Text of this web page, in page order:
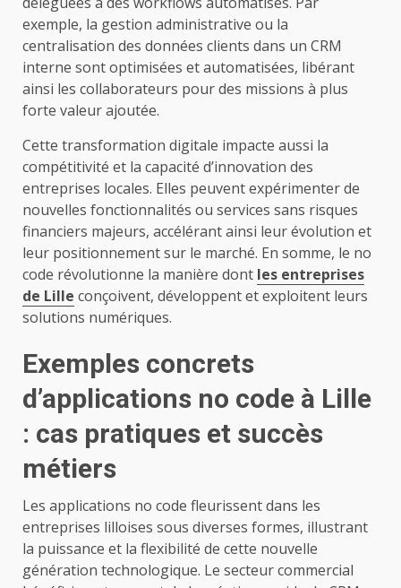
exemple, la gestion administrative ou la
centralisation des données clients dans un CRM
interne sont optimisées et automatisées, libérant
ainsi les collaborateurs pour des missions à plus
forte valeur ajoutée.
Cette transformation digitale impacte aussi la
compétitivité et la capacité d’innovation des
entreprises locales. Elles peuvent expérimenter de
nouvelles fonctionnalités ou services sans risques
financiers majeurs, accélérant ainsi leur évolution et
leur positionnement sur le marché. En somme, le no
code révolutionne la manière dont les entreprises
de Lille conçoivent, développent et exploitent leurs
solutions numériques.
Exemples concrets
d’applications no code à Lille
: cas pratiques et succès
métiers
Les applications no code fleurissent dans les
entreprises lilloises sous diverses formes, illustrant
la puissance et la flexibilité de cette nouvelle
génération technologique. Le secteur commercial